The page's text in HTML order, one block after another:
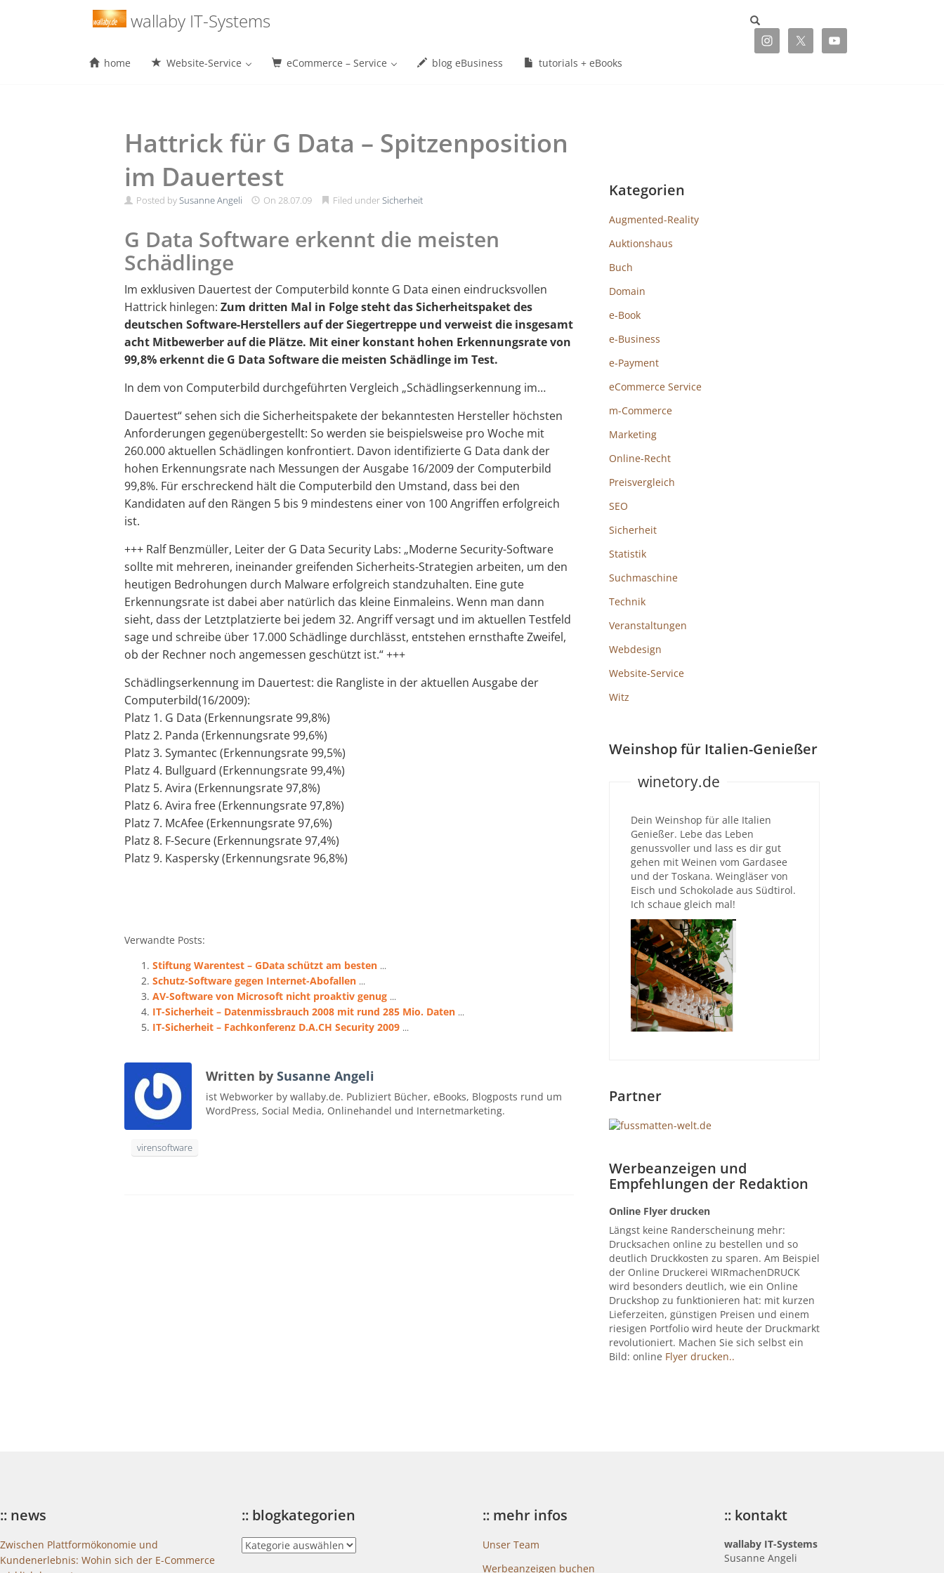
wallaby IT-Systems
Menu
home Website-Service eCommerce – Service blog eBusiness tutorials + eBooks
Hattrick für G Data – Spitzenposition
im Dauertest
Posted bySusanne Angeli On 28.07.09 Filed underSicherheit
G Data Software erkennt die meisten
Schädlinge
Im exklusiven Dauertest der Computerbild konnte G Data einen eindrucksvollen
Hattrick hinlegen: Zum dritten Mal in Folge steht das Sicherheitspaket des
deutschen Software-Herstellers auf der Siegertreppe und verweist die insgesamt
acht Mitbewerber auf die Plätze. Mit einer konstant hohen Erkennungsrate von
99,8% erkennt die G Data Software die meisten Schädlinge im Test.
In dem von Computerbild durchgeführten Vergleich „Schädlingserkennung im…
Dauertest“ sehen sich die Sicherheitspakete der bekanntesten Hersteller höchsten
Anforderungen gegenübergestellt: So werden sie beispielsweise pro Woche mit
260.000 aktuellen Schädlingen konfrontiert. Davon identifizierte G Data dank der
hohen Erkennungsrate nach Messungen der Ausgabe 16/2009 der Computerbild
99,8%. Für erschreckend hält die Computerbild den Umstand, dass bei den
Kandidaten auf den Rängen 5 bis 9 mindestens einer von 100 Angriffen erfolgreich
ist.
+++ Ralf Benzmüller, Leiter der G Data Security Labs: „Moderne Security-Software
sollte mit mehreren, ineinander greifenden Sicherheits-Strategien arbeiten, um den
heutigen Bedrohungen durch Malware erfolgreich standzuhalten. Eine gute
Erkennungsrate ist dabei aber natürlich das kleine Einmaleins. Wenn man dann
sieht, dass der Letztplatzierte bei jedem 32. Angriff versagt und im aktuellen Testfeld
sage und schreibe über 17.000 Schädlinge durchlässt, entstehen ernsthafte Zweifel,
ob der Rechner noch angemessen geschützt ist.“ +++
Schädlingserkennung im Dauertest: die Rangliste in der aktuellen Ausgabe der
Computerbild(16/2009):
Platz 1. G Data (Erkennungsrate 99,8%)
Platz 2. Panda (Erkennungsrate 99,6%)
Platz 3. Symantec (Erkennungsrate 99,5%)
Platz 4. Bullguard (Erkennungsrate 99,4%)
Platz 5. Avira (Erkennungsrate 97,8%)
Platz 6. Avira free (Erkennungsrate 97,8%)
Platz 7. McAfee (Erkennungsrate 97,6%)
Platz 8. F-Secure (Erkennungsrate 97,4%)
Platz 9. Kaspersky (Erkennungsrate 96,8%)
Verwandte Posts:
Stiftung Warentest – GData schützt am besten ...
Schutz-Software gegen Internet-Abofallen ...
AV-Software von Microsoft nicht proaktiv genug ...
IT-Sicherheit – Datenmissbrauch 2008 mit rund 285 Mio. Daten ...
IT-Sicherheit – Fachkonferenz D.A.CH Security 2009 ...
Written by Susanne Angeli
ist Webworker by wallaby.de. Publiziert Bücher, eBooks, Blogposts rund um
WordPress, Social Media, Onlinehandel und Internetmarketing.
virensoftware
Kategorien
Augmented-Reality
Auktionshaus
Buch
Domain
e-Book
e-Business
e-Payment
eCommerce Service
m-Commerce
Marketing
Online-Recht
Preisvergleich
SEO
Sicherheit
Statistik
Suchmaschine
Technik
Veranstaltungen
Webdesign
Website-Service
Witz
Weinshop für Italien-Genießer
winetory.de
Dein Weinshop für alle Italien
Genießer. Lebe das Leben
genussvoller und lass es dir gut
gehen mit Weinen vom Gardasee
und der Toskana. Weingläser von
Eisch und Schokolade aus Südtirol.
Ich schaue gleich mal!
Partner
Werbeanzeigen und
Empfehlungen der Redaktion
Online Flyer drucken
Längst keine Randerscheinung mehr:
Drucksachen online zu bestellen und so
deutlich Druckkosten zu sparen. Am Beispiel
der Online Druckerei WIRmachenDRUCK
wird besonders deutlich, wie ein Online
Druckshop zu funktionieren hat: mit kurzen
Lieferzeiten, günstigen Preisen und einem
riesigen Portfolio wird heute der Druckmarkt
revolutioniert. Machen Sie sich selbst ein
Bild: online Flyer drucken..
:: news
Zwischen Plattformökonomie und
Kundenerlebnis: Wohin sich der E-Commerce
:: blogkategorien
::
blogkategorien
:: mehr infos
Unser Team
Werbeanzeigen buchen
:: kontakt
wallaby IT-Systems
Susanne Angeli